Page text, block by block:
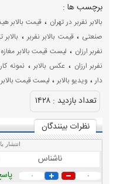
برچسب ها :
بالابر نفربر در تهران ، قیمت بالابر
صنعتی ،قیمت بالابر نفربر، بالابر
نفربر ارزان ، لیست قیمت بالابر
نفربر ارزان ، عکس بالابر،نمونه
دار، ویدیو بالابر، لیست قیمت
تعداد بازديد : ۱۴۲۸
نظرات بينندگان
انتشار
ناشناس
۰ ۰